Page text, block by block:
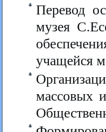
Перевод
музея
учащейся
массовых